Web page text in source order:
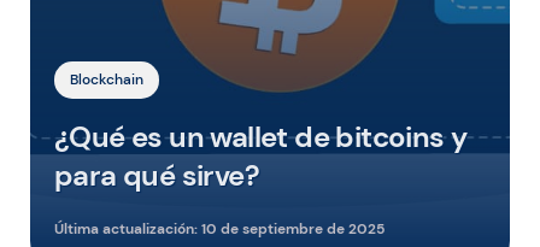
Blockchain
¿Qué es un wallet de bitcoins y
para qué sirve?
Última actualización:10 de septiembre de 2025